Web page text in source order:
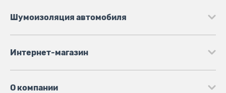
Шумоизоляция автомобиля
Интернет-магазин
О компании